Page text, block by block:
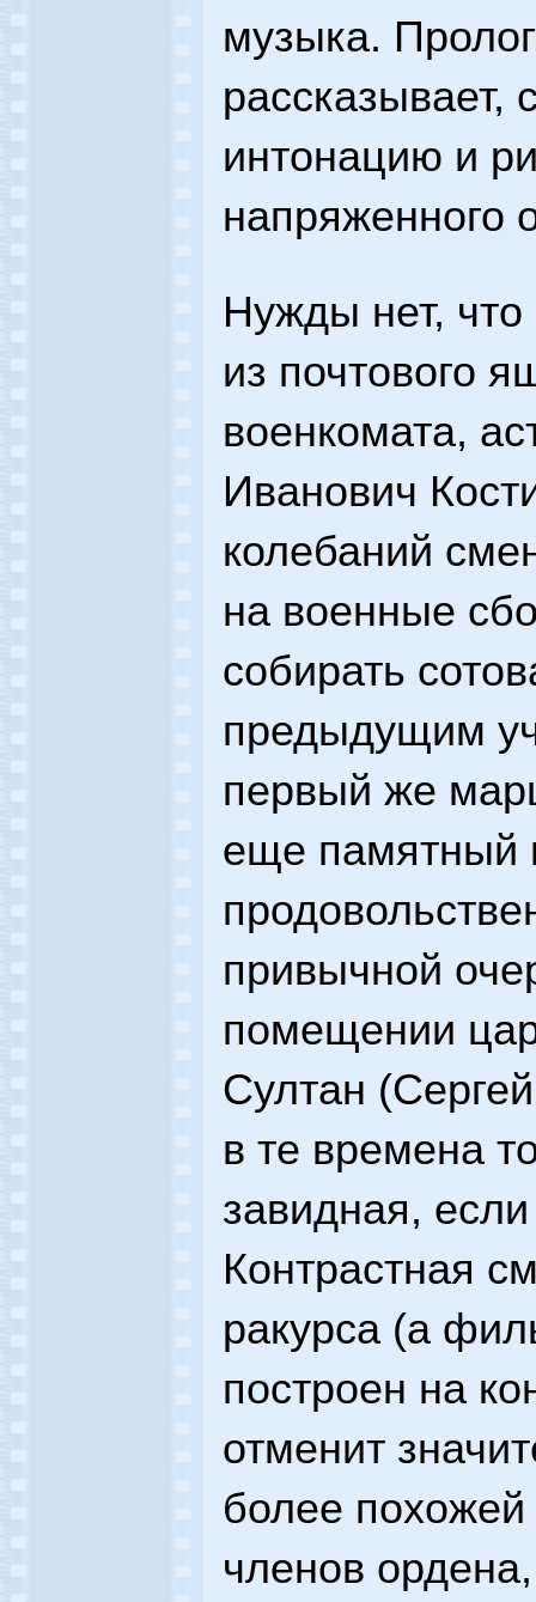
музыка.
рассказывает,
интонацию и
напряженного
Нужды нет,
из почтового
военкомата,
Иванович
колебаний
на военные
собирать
предыдущим
первый же
еще памятный
привычной
помещении
Султан
в те времена
завидная,
Контрастная
ракурса (а
построен на
отменит
более
членов